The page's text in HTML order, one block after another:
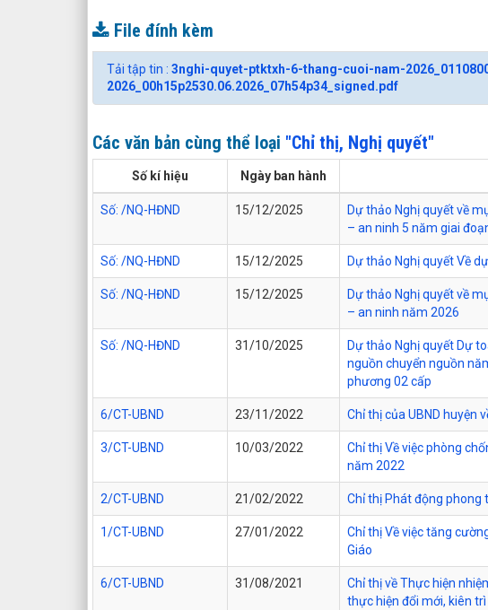
File đính kèm
Tải tập tin : 3nghi-quyet-ptktxh-6-thang-cuoi-nam-
2026_00h15p2530.06.2026_07h54p34_signed.pdf
Các văn bản cùng thể loại "Chỉ thị, Nghị quyết"
Số kí hiệu Ngày ban hành
Số: /NQ-HĐND 15/12/2025
Dự thảo Nghị quyết về
– an ninh 5 năm giai
Số: /NQ-HĐND 15/12/2025 Dự thảo Nghị quyết Về
Số: /NQ-HĐND 15/12/2025
Dự thảo Nghị quyết về
– an ninh năm 2026
Số: /NQ-HĐND 31/10/2025
Dự thảo Nghị quyết Dự
nguồn chuyển nguồn
phương 02 cấp
6/CT-UBND 23/11/2022 Chỉ thị của UBND huyện
3/CT-UBND 10/03/2022
Chỉ thị Về việc phòng
năm 2022
2/CT-UBND 21/02/2022 Chỉ thị Phát động phong
1/CT-UBND 27/01/2022
Chỉ thị Về việc tăng
Giáo
6/CT-UBND 31/08/2021
Chỉ thị về Thực hiện
thực hiện đổi mới, kiên